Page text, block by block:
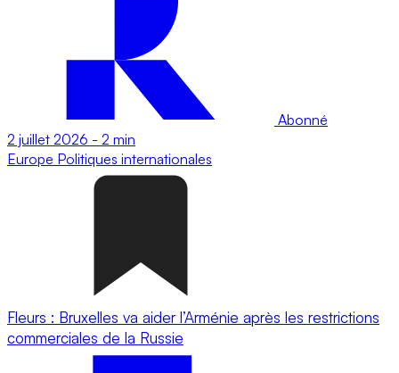
Abonné
2 juillet 2026 - 2 min
Europe Politiques internationales
Fleurs : Bruxelles va aider l’Arménie après les restrictions
commerciales de la Russie